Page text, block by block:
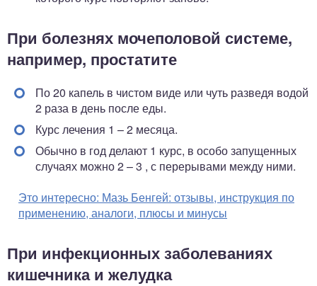
При болезнях мочеполовой системе,
например, простатите
По 20 капель в чистом виде или чуть разведя водой
2 раза в день после еды.
Курс лечения 1 – 2 месяца.
Обычно в год делают 1 курс, в особо запущенных
случаях можно 2 – 3 , с перерывами между ними.
Это интересно: Мазь Бенгей: отзывы, инструкция по
применению, аналоги, плюсы и минусы
При инфекционных заболеваниях
кишечника и желудка